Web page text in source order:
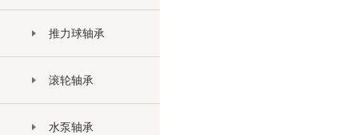
推力球轴承
滚轮轴承
水泵轴承